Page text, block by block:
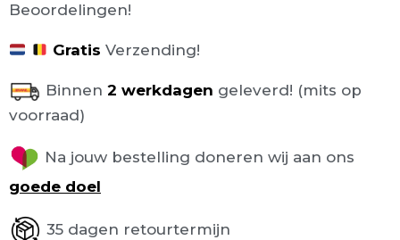
Beoordelingen!
Gratis Verzending!
Binnen 2 werkdagen geleverd! (mits op
voorraad)
Na jouw bestelling doneren wij aan ons
goede doel
35 dagen retourtermijn